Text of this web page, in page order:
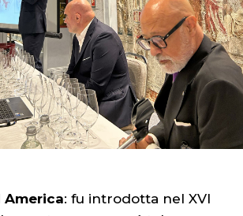
America: fu introdotta nel XVI